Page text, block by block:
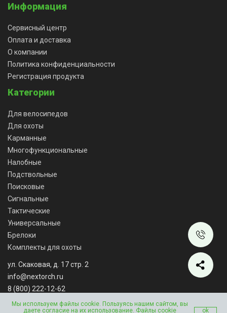
Информация
Сервисный центр
Оплата и доставка
О компании
Политика конфиденциальности
Регистрация продукта
Категории
Для велосипедов
Для охоты
Карманные
Многофункциональные
Налобные
Подствольные
Поисковые
Сигнальные
Тактические
Универсальные
Брелоки
Комплекты для охоты
ул. Скаковая, д. 17 стр. 2
info@nextorch.ru
8 (800) 222-12-62
Мы работаем: ПН-ВС: 10:00 - 18:00
Мы используем файлы cookie. Пользуясь нашим сайтом, вы
даете согласие на их использование. Файлы cookie
ok